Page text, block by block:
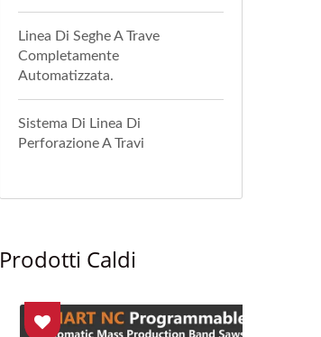
Linea Di Seghe A Trave
Completamente
Automatizzata.
Sistema Di Linea Di
Perforazione A Travi
Prodotti Caldi